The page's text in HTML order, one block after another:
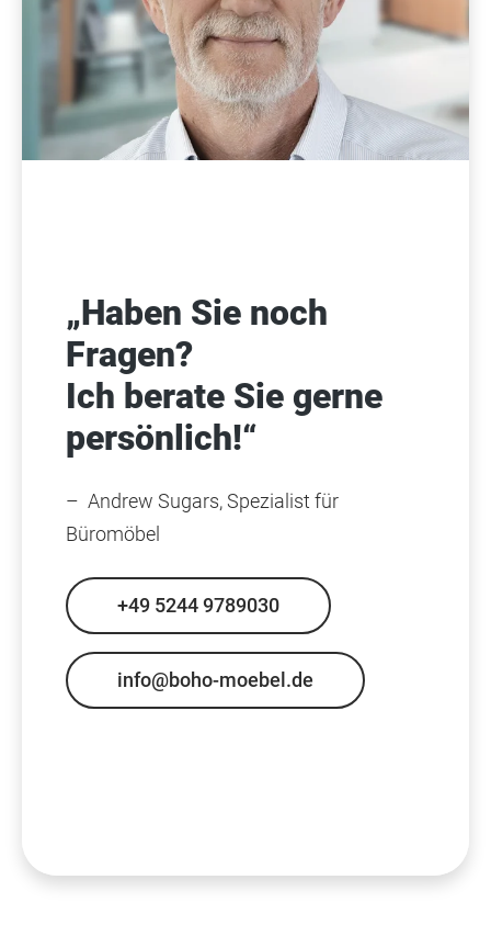
„Haben Sie noch
Fragen?
Ich berate Sie gerne
persönlich!“
– Andrew Sugars, Spezialist für
Büromöbel
+49 5244 9789030
info@boho-moebel.de